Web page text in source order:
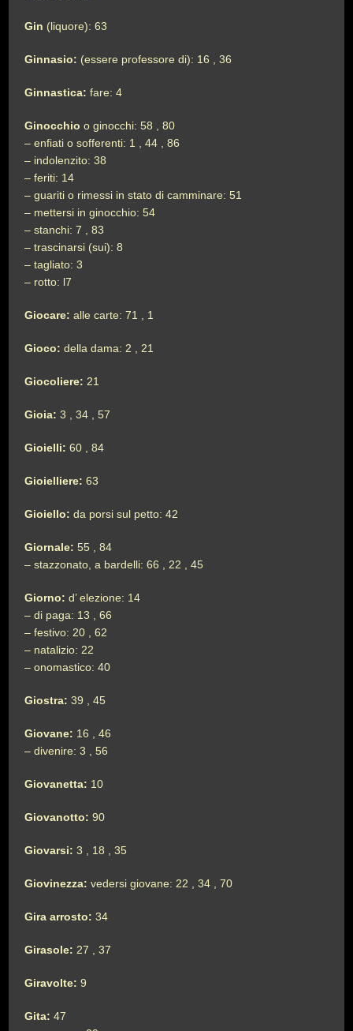
Gin (liquore): 63
Ginnasio: (essere professore di): 16 , 36
Ginnastica: fare: 4
Ginocchioo ginocchi: 58 , 80
– enfiati o sofferenti: 1 , 44 , 86
– indolenzito: 38
– feriti: 14
– guariti o rimessi in stato di camminare: 51
– mettersi in ginocchio: 54
– stanchi: 7 , 83
– trascinarsi (sui): 8
– tagliato: 3
– rotto: l7
Giocare: alle carte: 71 , 1
Gioco: della dama: 2 , 21
Giocoliere: 21
Gioia: 3 , 34 , 57
Gioielli: 60 , 84
Gioielliere: 63
Gioiello: da porsi sul petto: 42
Giornale: 55 , 84
– stazzonato, a bardelli: 66 , 22 , 45
Giorno: d’ elezione: 14
– di paga: 13 , 66
– festivo: 20 , 62
– natalizio: 22
– onomastico: 40
Giostra: 39 , 45
Giovane: 16 , 46
– divenire: 3 , 56
Giovanetta: 10
Giovanotto: 90
Giovarsi: 3 , 18 , 35
Giovinezza: vedersi giovane: 22 , 34 , 70
Gira arrosto: 34
Girasole: 27 , 37
Giravolte: 9
Gita: 47